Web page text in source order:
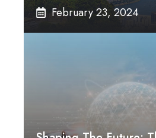
February 23, 2024